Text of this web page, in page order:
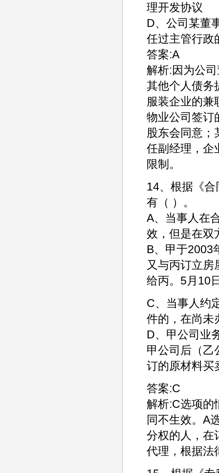
理开发协议
D、公司某董
任过主管行政
答案:A
解析:因为公
其他个人债务
服装企业的兼
物业公司签订
股东会同意；
任副经理，企
限制。
14、根据《
有（ ）。
A、当事人在
效，但是在双
B、甲于2003
又与丙订立
给丙。5月10
C、当事人约
件的，在尚未
D、甲公司业
甲公司后（乙
订的原材料买
答案:C
解析:C选项的
同不生效。A
分权的人，在
代理，根据法